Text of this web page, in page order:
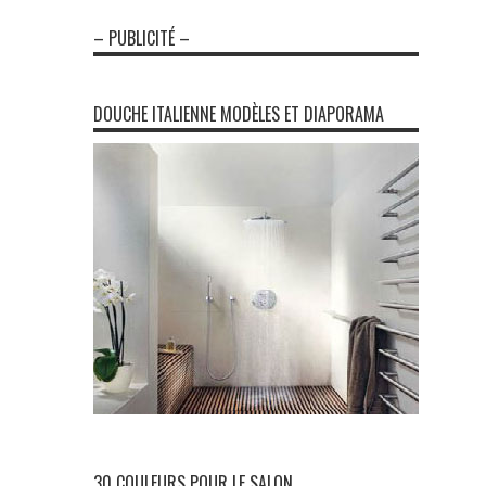
– PUBLICITÉ –
DOUCHE ITALIENNE MODÈLES ET DIAPORAMA